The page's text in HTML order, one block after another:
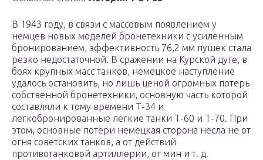
В 1943 году, в связи с массовым появлением у
немцев новых моделей бронетехники с усиленным
бронированием, эффективность 76,2 мм пушек стала
резко недостаточной. В сражении на Курской дуге, в
боях крупных масс танков, немецкое наступление
удалось остановить, но лишь ценой огромных потерь
собственной бронетехники, основную часть которой
составляли к тому времени Т-34 и
легкобронированные легкие танки Т-60 и Т-70. При
этом, основные потери немецкая сторона несла не от
огня советских танков, а от действий
противотанковой артиллерии, от мин и т. д.